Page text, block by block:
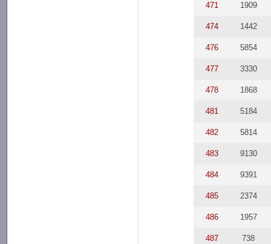
471 1909
474 1442
476 5854
477 3330
478 1868
481 5184
482 5814
483 9130
484 9391
485 2374
486 1957
487 738